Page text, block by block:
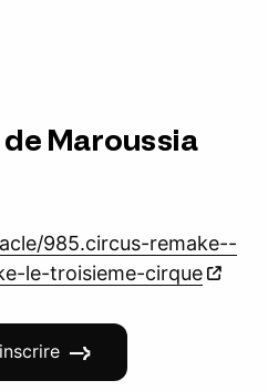
Maroussia
985.circus-remake--
le-troisieme-cirque